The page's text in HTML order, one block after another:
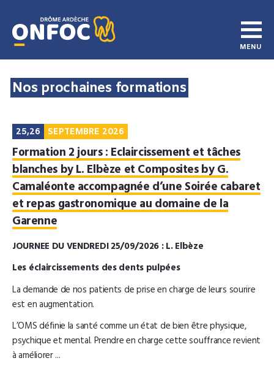
Nos prochaines formations
25,26 SEPTEMBRE 2026
Formation 2 jours : Eclaircissement et tâches
blanches by L. Elbèze et Composites by G.
Camaléonte accompagnée d’une Soirée cabaret
et repas gastronomique au domaine de la
Garenne
JOURNEE DU VENDREDI 25/09/2026 : L. Elbèze
Les éclaircissements des dents pulpées
La demande de nos patients de prise en charge de leurs sourire
est en augmentation.
L’OMS définie la santé comme un état de bien être physique,
psychique et mental. Prendre en charge cette souffrance revient
à améliorer ...